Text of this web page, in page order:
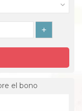
+
el bono